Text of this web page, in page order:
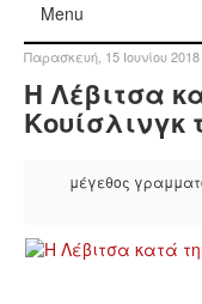
Menu
Παρασκευή, 15 Ιουνίου
Η Λέβιτσα
Κουίσλινγκ
μέγεθος